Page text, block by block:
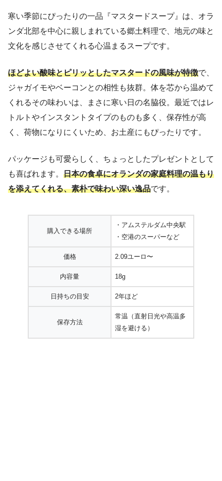
寒い季節にぴったりの一品『マスタードスープ』は、オラ
ンダ北部を中心に親しまれている郷土料理で、地元の味と
文化を感じさせてくれる心温まるスープです。
ほどよい酸味とピリッとしたマスタードの風味が特徴で、
ジャガイモやベーコンとの相性も抜群。体を芯から温めて
くれるその味わいは、まさに寒い日の名脇役。最近ではレ
トルトやインスタントタイプのものも多く、保存性が高
く、荷物になりにくいため、お土産にもぴったりです。
パッケージも可愛らしく、ちょっとしたプレゼントとして
も喜ばれます。 日本の食卓にオランダの家庭料理の温もり
を添えてくれる、素朴で味わい深い逸品です。
購入できる場所
・アムステルダム中央駅
・空港のスーパーなど
価格 2.09ユーロ〜
内容量 18g
日持ちの目安 2年ほど
保存方法
常温（直射日光や高温多
湿を避ける）